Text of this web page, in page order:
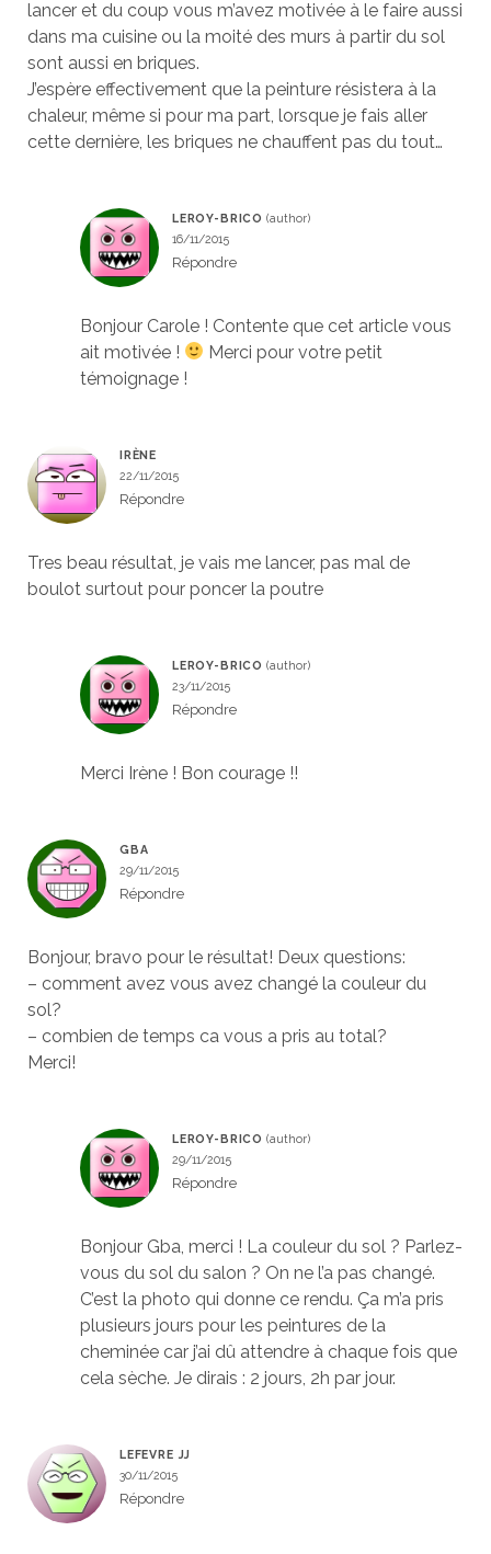
lancer et du coup vous m’avez motivée à le faire aussi
dans ma cuisine ou la moité des murs à partir du sol
sont aussi en briques.
J’espère effectivement que la peinture résistera à la
chaleur, même si pour ma part, lorsque je fais aller
cette dernière, les briques ne chauffent pas du tout…
LEROY-BRICO
16/11/2015
Répondre
Bonjour Carole ! Contente que cet article vous
ait motivée !
Merci pour votre petit
témoignage !
IRÈNE
22/11/2015
Répondre
Tres beau résultat, je vais me lancer, pas mal de
boulot surtout pour poncer la poutre
LEROY-BRICO
23/11/2015
Répondre
Merci Irène ! Bon courage !!
GBA
29/11/2015
Répondre
Bonjour, bravo pour le résultat! Deux questions:
– comment avez vous avez changé la couleur du
sol?
– combien de temps ca vous a pris au total?
Merci!
LEROY-BRICO
29/11/2015
Répondre
Bonjour Gba, merci ! La couleur du sol ? Parlez-
vous du sol du salon ? On ne l’a pas changé.
C’est la photo qui donne ce rendu. Ça m’a pris
plusieurs jours pour les peintures de la
cheminée car j’ai dû attendre à chaque fois que
cela sèche. Je dirais : 2 jours, 2h par jour.
LEFEVRE JJ
30/11/2015
Répondre